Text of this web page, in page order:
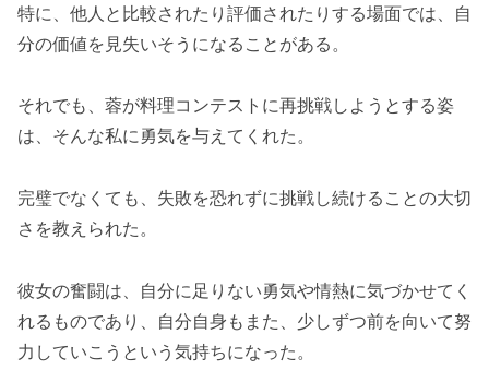
特に、他人と比較されたり評価されたりする場面では、自
分の価値を見失いそうになることがある。
それでも、蓉が料理コンテストに再挑戦しようとする姿
は、そんな私に勇気を与えてくれた。
完璧でなくても、失敗を恐れずに挑戦し続けることの大切
さを教えられた。
彼女の奮闘は、自分に足りない勇気や情熱に気づかせてく
れるものであり、自分自身もまた、少しずつ前を向いて努
力していこうという気持ちになった。